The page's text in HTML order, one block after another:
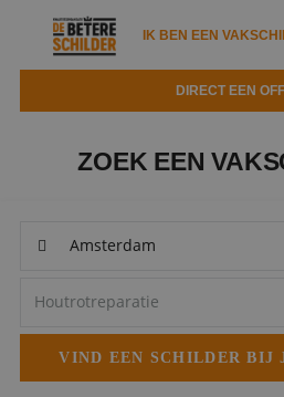
IK BEN EEN
DIRECT EEN
Zoeken naar een schilder
Garantie
Service
ZOEK EEN